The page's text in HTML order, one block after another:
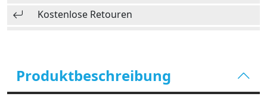
Kostenlose Retouren
Produktbeschreibung